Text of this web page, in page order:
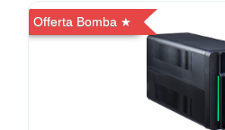
Offerta Bomba